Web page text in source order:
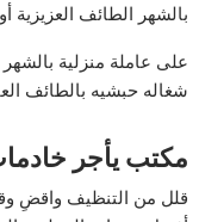
بالشهر الطائف العزيزية
على عاملة منزلية
شغاله حبشيه بالطائف
مكتب يأجر
قلل من التنظيف واقضِ